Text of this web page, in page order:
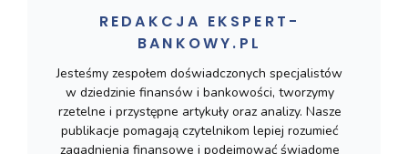
REDAKCJA EKSPERT-
BANKOWY.PL
Jesteśmy zespołem doświadczonych specjalistów
w dziedzinie finansów i bankowości, tworzymy
rzetelne i przystępne artykuły oraz analizy. Nasze
publikacje pomagają czytelnikom lepiej rozumieć
zagadnienia finansowe i podejmować świadome